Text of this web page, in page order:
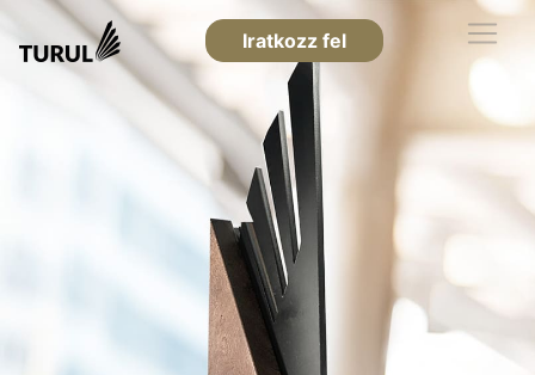
Iratkozz fel